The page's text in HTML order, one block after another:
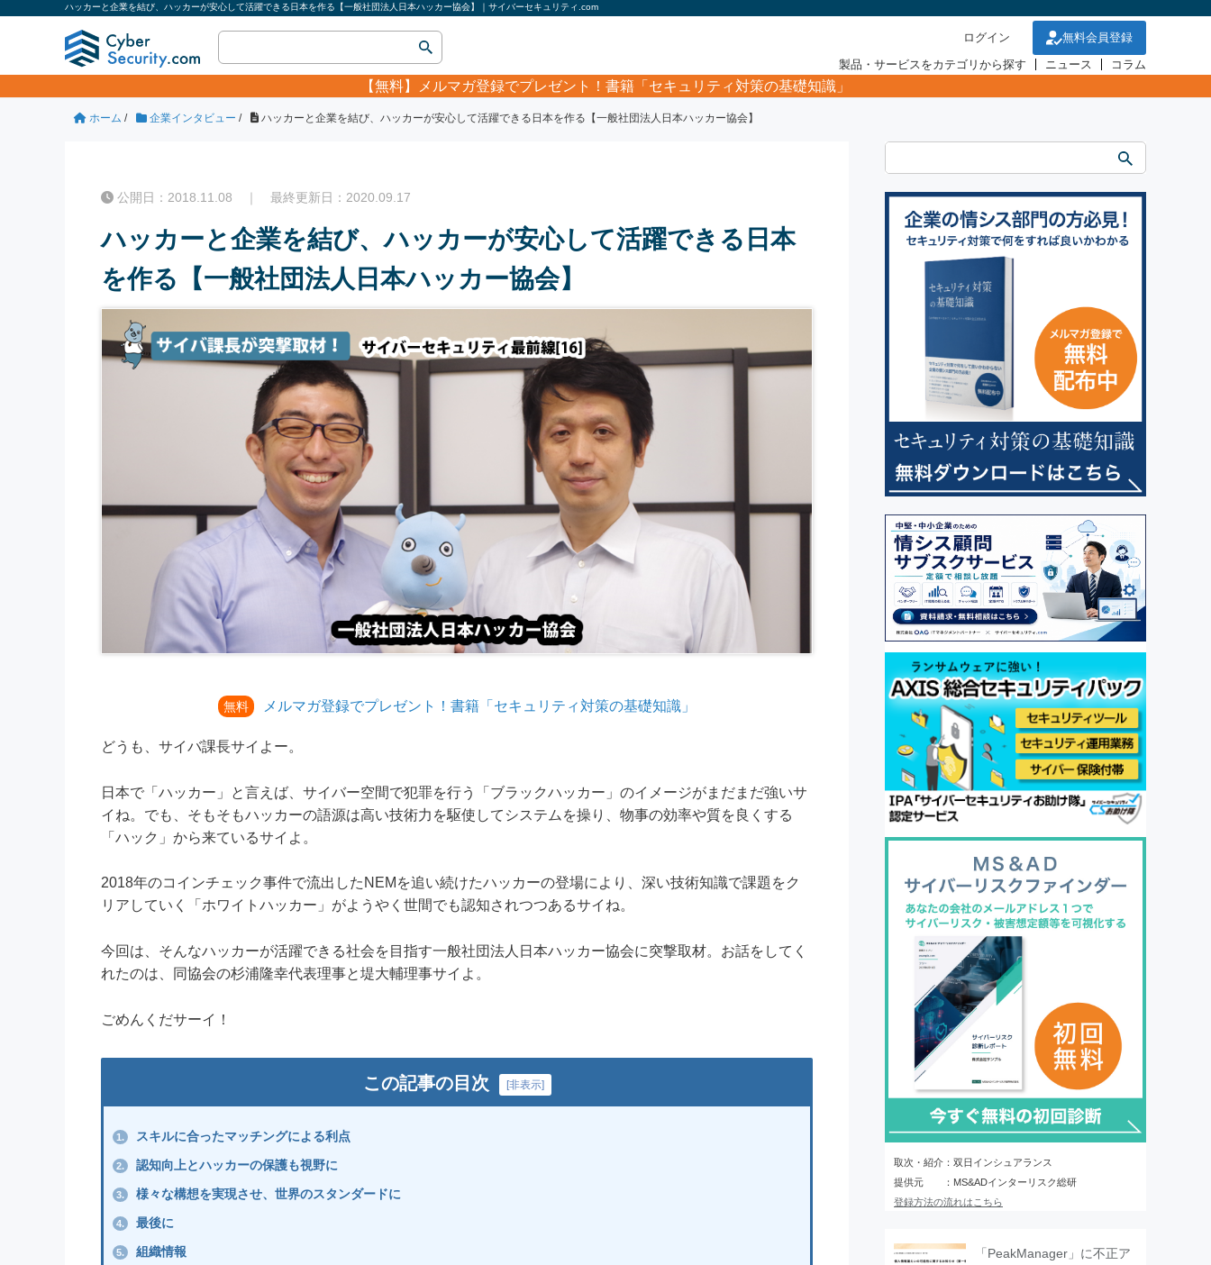
ハッカーと企業を結び、ハッカーが安心して活躍できる日本を作る【一般社団法人日本ハッカー協会】｜サイバーセキュリティ.com
ログイン
無料会員登録
製品・サービスをカテゴリから探す
ニュース コラム
【無料】 メルマガ登録でプレゼント！書籍「セキュリティ対策の基礎知識」
ホーム / 企業インタビュー / ハッカーと企業を結び、ハッカーが安心して活躍できる日本を作る【一般社団法人日本ハッカー協会】
公開日：2018.11.08 ｜ 最終更新日：2020.09.17
ハッカーと企業を結び、ハッカーが安心して活躍できる日本
を作る【一般社団法人日本ハッカー協会】
無料 メルマガ登録でプレゼント！書籍「セキュリティ対策の基礎知識」
どうも、サイバ課長サイよー。
日本で「ハッカー」と言えば、サイバー空間で犯罪を行う「ブラックハッカー」のイメージがまだまだ強いサ
イね。でも、そもそもハッカーの語源は高い技術力を駆使してシステムを操り、物事の効率や質を良くする
「ハック」から来ているサイよ。
2018年のコインチェック事件で流出したNEMを追い続けたハッカーの登場により、深い技術知識で課題をク
リアしていく「ホワイトハッカー」がようやく世間でも認知されつつあるサイね。
今回は、そんなハッカーが活躍できる社会を目指す一般社団法人日本ハッカー協会に突撃取材。お話をしてく
れたのは、同協会の杉浦隆幸代表理事と堤大輔理事サイよ。
ごめんくだサーイ！
この記事の目次 [非表示]
1. スキルに合ったマッチングによる利点
2. 認知向上とハッカーの保護も視野に
3. 様々な構想を実現させ、世界のスタンダードに
4. 最後に
5. 組織情報
取次・紹介：双日インシュアランス
提供元 ：MS&ADインターリスク総研
登録方法の流れはこちら
「PeakManager」に不正ア